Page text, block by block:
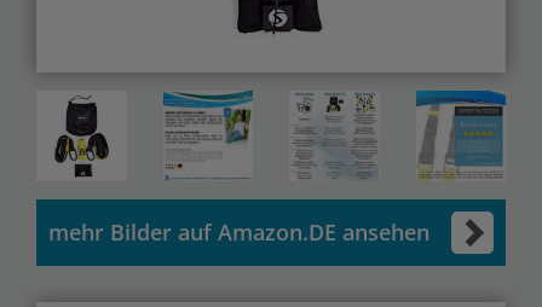
mehr Bilder auf Amazon.DE ansehen